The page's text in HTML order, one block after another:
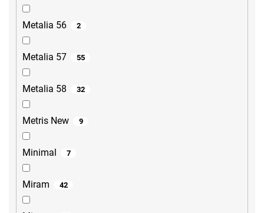
Metalia 56 2
Metalia 57 55
Metalia 58 32
Metris New 9
Minimal 7
Miram 42